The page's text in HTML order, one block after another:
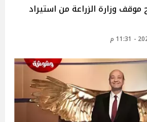
وزارة الزراعة من استيراد